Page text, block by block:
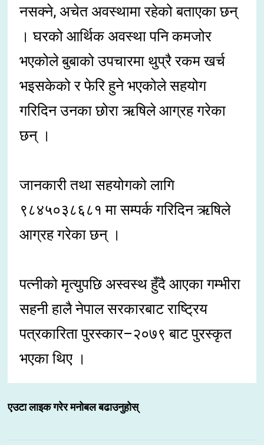
नसक्ने, अचेत अवस्थामा रहेको बताएका छन्
। घरको आर्थिक अवस्था पनि कमजोर
भएकोले बुबाको उपचारमा थुप्रै रकम खर्च
भइसकेको र फेरि हुने भएकोले सहयोग
गरिदिन उनका छोरा ऋषिले आग्रह गरेका
छन् ।
जानकारी तथा सहयोगको लागि
९८४५०३८६८१ मा सम्पर्क गरिदिन ऋषिले
आग्रह गरेका छन् ।
पत्नीको मृत्युपछि अस्वस्थ हुँदै आएका गम्भीरा
सहनी हालै नेपाल सरकारबाट राष्ट्रिय
पत्रकारिता पुरस्कार–२०७९ बाट पुरस्कृत
भएका थिए ।
एउटा लाइक गरेर मनोबल बढाउनुहोस्